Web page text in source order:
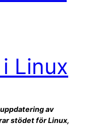
Linux
av
stödet för Linux,